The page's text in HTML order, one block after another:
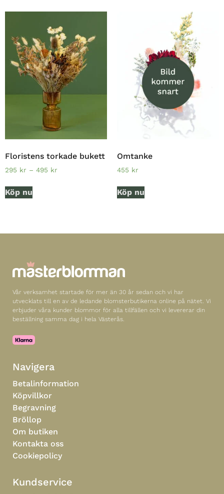
Floristens torkade bukett
295 kr – 495 kr
Köp nu
Omtanke
455 kr
Köp nu
Vår verksamhet startade för mer än 30 år sedan och vi har
utvecklats till en av de ledande blomsterbutikerna online på nätet. Vi
erbjuder våra kunder blommor för alla tillfällen och vi levererar din
beställning samma dag i hela Västerås.
Navigera
Betalinformation
Köpvillkor
Begravning
Bröllop
Om butiken
Kontakta oss
Cookiepolicy
Kundservice